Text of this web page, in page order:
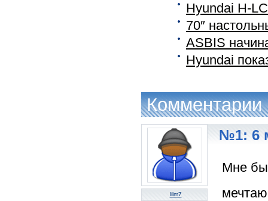
Hyundai H-
70″
ASBIS
Hyundai
Комментарии
lilm7
№1: 6
Мне бы